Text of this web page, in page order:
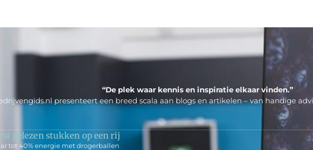
“De plek waar kennis en inspiratie elkaar vinden.”
presenteert een breed scala aan blogs en artikelen – van handige
gelezen stukken op een rij
tot 40% energie met drogerballen